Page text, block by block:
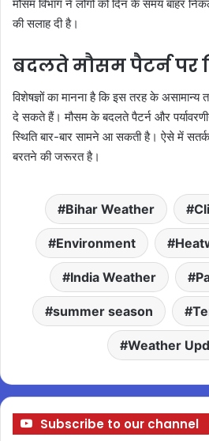
मौसम विभाग ने लोगों को दिन के समय बाहर
की सलाह दी है।
बदलते मौसम पैटर्न पर
विशेषज्ञों का मानना है कि इस तरह के
दे सकते हैं। मौसम के बदलते पैटर्न और
स्थिति बार-बार सामने आ सकती है। ऐसे में
बरतने की जरूरत है।
Bihar Weather
Environment
India Weather
summer season
Weather
Subscribe to our channel